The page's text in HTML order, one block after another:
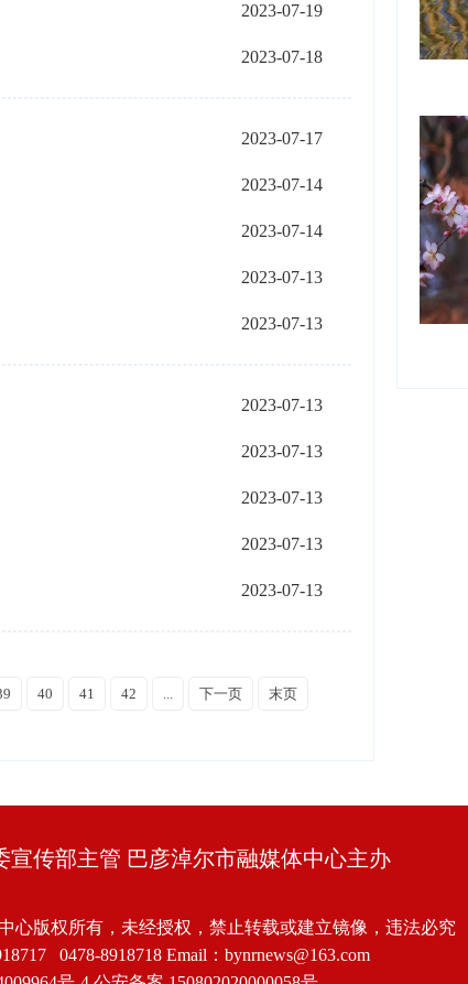
2023-07-19
2023-07-18
2023-07-17
2023-07-14
2023-07-14
2023-07-13
2023-07-13
2023-07-13
2023-07-13
2023-07-13
2023-07-13
2023-07-13
40 41 42 ... 下一页 末页
宣传部主管 巴彦淖尔市融媒体中心主办
心版权所有，未经授权，禁止转载或建立镜像，违法必究
0478-8918718 Email：bynrnews@163.com